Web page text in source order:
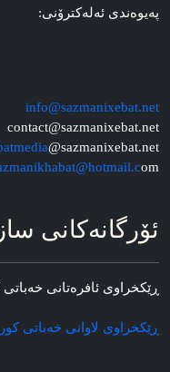
په‌یوه‌ندی ئه‌له‌کترۆنی:
info@sazmanixebat.net
contact@sazmanixebat.net
@sazmanixebat.net
om
ئۆرگانه‌کانی
ڕێکخراوی ئافره‌تانی
ڕێکخراوی لاوانی خه‌باتی